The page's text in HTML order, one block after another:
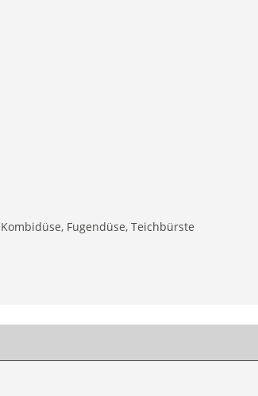
Fugendüse, Teichbürste